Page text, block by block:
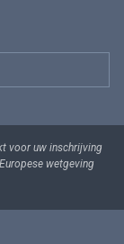
voor uw inschrijving
wetgeving